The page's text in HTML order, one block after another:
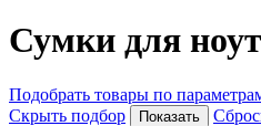
Сумки для
Подобрать товары по
Скрыть подбор
Показать